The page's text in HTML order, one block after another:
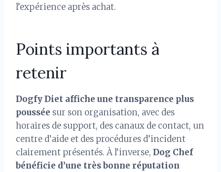
l’expérience après achat.
Points importants à
retenir
Dogfy Diet affiche une transparence plus
poussée sur son organisation, avec des
horaires de support, des canaux de contact, un
centre d’aide et des procédures d’incident
clairement présentés. À l’inverse, Dog Chef
bénéficie d’une très bonne réputation